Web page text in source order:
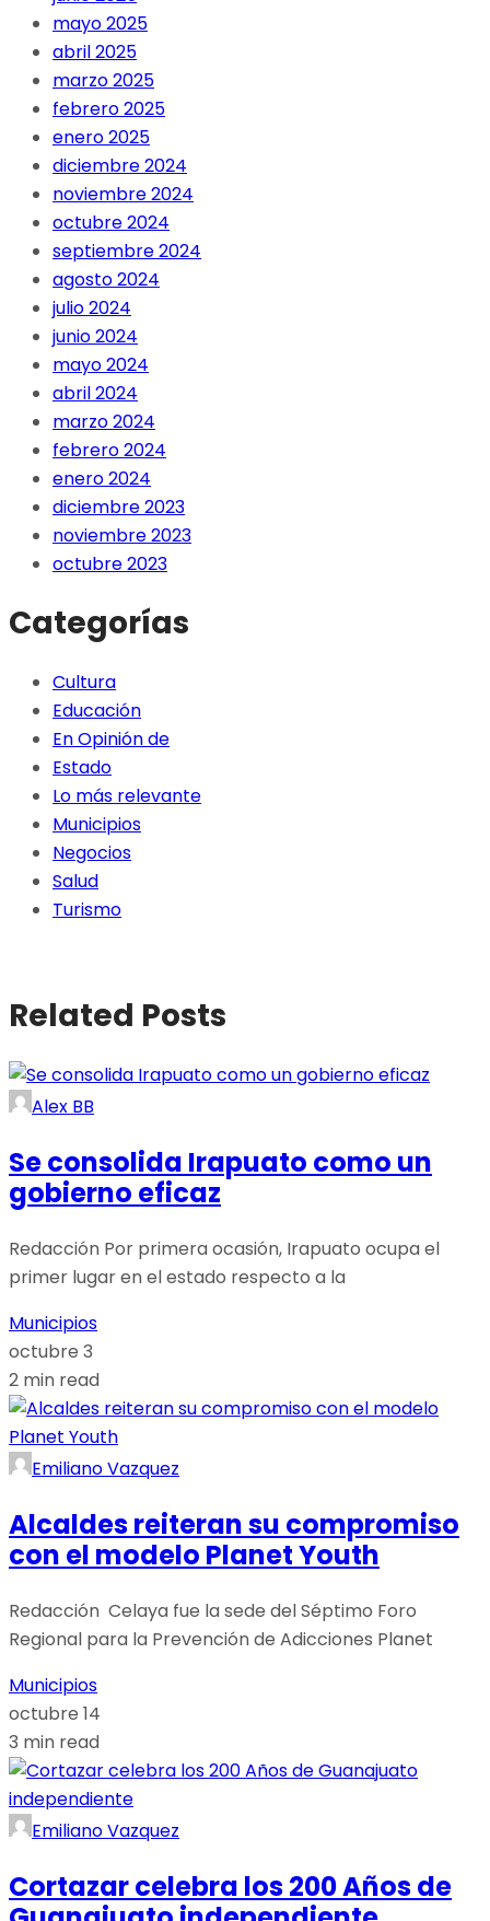
mayo 2025
abril 2025
marzo 2025
febrero 2025
enero 2025
diciembre 2024
noviembre 2024
octubre 2024
septiembre 2024
agosto 2024
julio 2024
junio 2024
mayo 2024
abril 2024
marzo 2024
febrero 2024
enero 2024
diciembre 2023
noviembre 2023
octubre 2023
Categorías
Cultura
Educación
En Opinión de
Estado
Lo más relevante
Municipios
Negocios
Salud
Turismo
Related Posts
Alex BB
Se consolida Irapuato como un
gobierno eficaz
Redacción Por primera ocasión, Irapuato ocupa el
primer lugar en el estado respecto a la
Municipios
octubre 3
2 min read
Emiliano Vazquez
Alcaldes reiteran su compromiso
con el modelo Planet Youth
Redacción Celaya fue la sede del Séptimo Foro
Regional para la Prevención de Adicciones Planet
Municipios
octubre 14
3 min read
Emiliano Vazquez
Cortazar celebra los 200 Años de